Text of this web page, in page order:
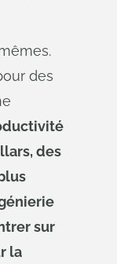
des
des
sur
la